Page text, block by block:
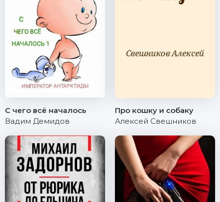
С чего всё началось
Вадим Демидов
Про кошку и собаку
Алексей Свешников